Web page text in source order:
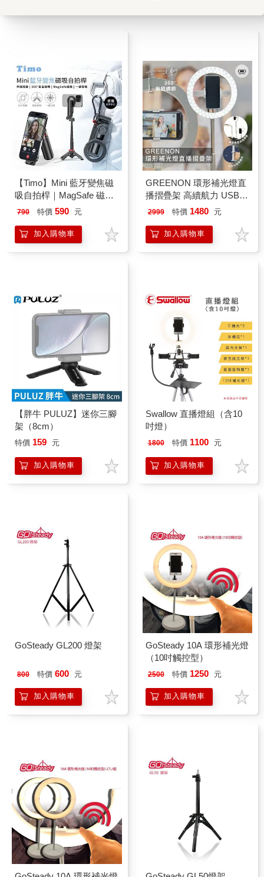
【Timo】Mini 藍牙變焦磁
吸自拍桿｜MagSafe 磁吸
支架 摺疊直播架 隨行口袋
790 特價 590 元
加入購物車
GREENON 環形補光燈直
播摺疊架 高續航力 USB充
電 高度角度自由調整
2999 特價 1480 元
加入購物車
【胖牛 PULUZ】迷你三腳
架（8cm）
特價 159 元
加入購物車
Swallow 直播燈組（含10
吋燈）
1800 特價 1100 元
加入購物車
GoSteady GL200 燈架
800 特價 600 元
加入購物車
GoSteady 10A 環形補光燈
（10吋觸控型）
2500 特價 1250 元
加入購物車